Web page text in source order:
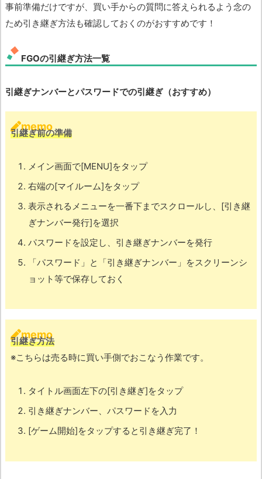
事前準備だけですが、買い手からの質問に答えられるよう念の
ため引き継ぎ方法も確認しておくのがおすすめです！
FGOの引継ぎ方法一覧
引継ぎナンバーとパスワードでの引継ぎ（おすすめ）
memo
引継ぎ前の準備
メイン画面で[MENU]をタップ
右端の[マイルーム]をタップ
表示されるメニューを一番下までスクロールし、[引き継
ぎナンバー発行]を選択
パスワードを設定し、引き継ぎナンバーを発行
「パスワード」と「引き継ぎナンバー」をスクリーンシ
ョット等で保存しておく
memo
引継ぎ方法
※こちらは売る時に買い手側でおこなう作業です。
タイトル画面左下の[引き継ぎ]をタップ
引き継ぎナンバー、パスワードを入力
[ゲーム開始]をタップすると引き継ぎ完了！